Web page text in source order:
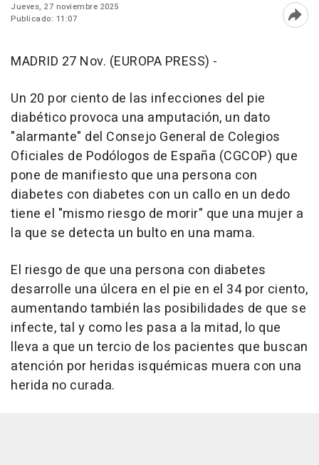
Jueves, 27 noviembre 2025
Publicado: 11:07
MADRID 27 Nov. (EUROPA PRESS) -
Un 20 por ciento de las infecciones del pie
diabético provoca una amputación, un dato
"alarmante" del Consejo General de Colegios
Oficiales de Podólogos de España (CGCOP) que
pone de manifiesto que una persona con
diabetes con diabetes con un callo en un dedo
tiene el "mismo riesgo de morir" que una mujer a
la que se detecta un bulto en una mama.
El riesgo de que una persona con diabetes
desarrolle una úlcera en el pie en el 34 por ciento,
aumentando también las posibilidades de que se
infecte, tal y como les pasa a la mitad, lo que
lleva a que un tercio de los pacientes que buscan
atención por heridas isquémicas muera con una
herida no curada.